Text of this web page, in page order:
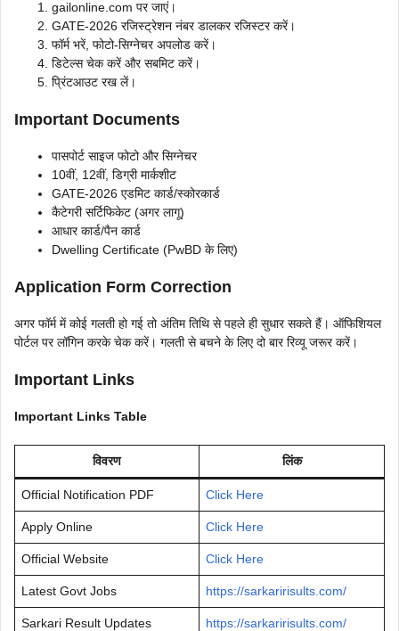
gailonline.com पर जाएं।
GATE-2026 रजिस्ट्रेशन नंबर डालकर रजिस्टर करें।
फॉर्म भरें, फोटो-सिग्नेचर अपलोड करें।
डिटेल्स चेक करें और सबमिट करें।
प्रिंटआउट रख लें।
Important Documents
पासपोर्ट साइज फोटो और सिग्नेचर
10वीं, 12वीं, डिग्री मार्कशीट
GATE-2026 एडमिट कार्ड/स्कोरकार्ड
कैटेगरी सर्टिफिकेट (अगर लागू)
आधार कार्ड/पैन कार्ड
Dwelling Certificate (PwBD के लिए)
Application Form Correction
अगर फॉर्म में कोई गलती हो गई तो अंतिम तिथि से पहले ही सुधार सकते हैं। ऑफिशियल
पोर्टल पर लॉगिन करके चेक करें। गलती से बचने के लिए दो बार रिव्यू जरूर करें।
Important Links
Important Links Table
विवरण लिंक
Official Notification PDF Click Here
Apply Online Click Here
Official Website Click Here
Latest Govt Jobs https://sarkaririsults.com/
Sarkari Result Updates https://sarkaririsults.com/